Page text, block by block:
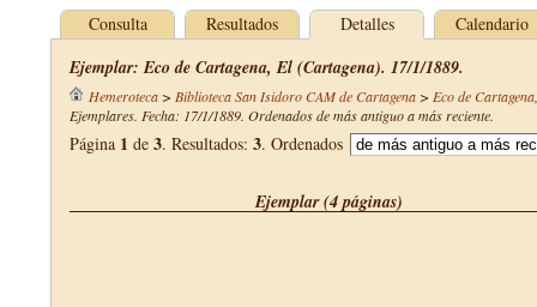
Consulta Resultados Detalles Calendario
Ejemplar: Eco de Cartagena, El (Cartagena). 17/1/1889.
Hemeroteca> Biblioteca San Isidoro CAM de Cartagena> Eco de
Ejemplares. Fecha: 17/1/1889. Ordenados de más antiguo a más reciente.
Página 1 de 3. Resultados: 3. Ordenados
Ejemplar (4 páginas)